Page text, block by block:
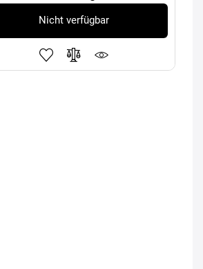
Nicht verfügbar